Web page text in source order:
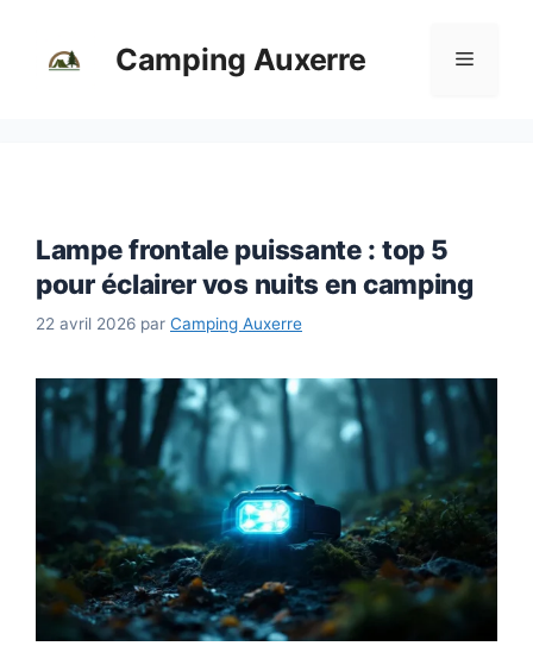
Camping Auxerre Menu
Lampe frontale puissante : top 5
pour éclairer vos nuits en camping
22 avril 2026 par Camping Auxerre